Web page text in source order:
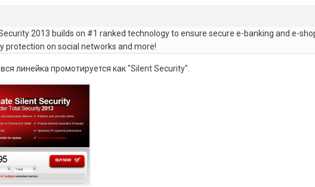
2013 builds on #1 ranked technology to ensure secure e-banking and e-
protection on social networks and more!
линейка промотируется как "Silent Security".